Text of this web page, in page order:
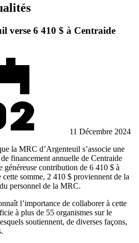
verse 6 410 $ à Centraide
11 Décembre 2024
la MRC d’Argenteuil s’associe une
financement annuelle de Centraide
généreuse contribution de 6 410 $ à
somme, 2 410 $ proviennent de la
personnel de la MRC.
l’importance de collaborer à cette
à plus de 55 organismes sur le
soutiennent, de diverses façons,